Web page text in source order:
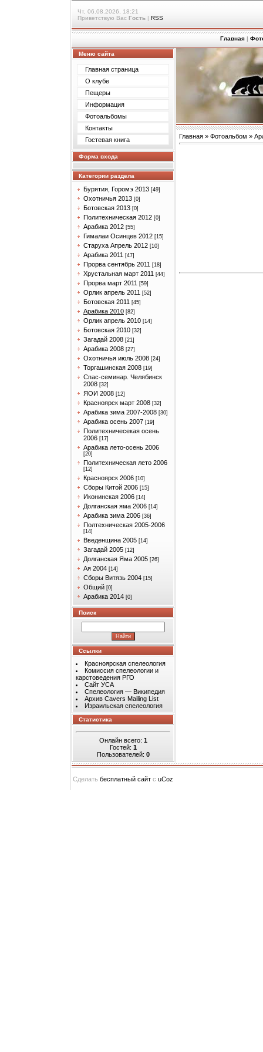
Чт, 06.08.2026, 18:21
Приветствую Вас Гость | RSS
Главная |
Меню сайта
Главная страница
О клубе
Пещеры
Информация
Фотоальбомы
Контакты
Гостевая книга
Форма входа
Категории раздела
Бурятия, Горомэ 2013 [49]
Охотничья 2013 [0]
Ботовская 2013 [0]
Политехническая 2012 [0]
Арабика 2012 [55]
Гималаи Осинцев 2012 [15]
Старуха Апрель 2012 [10]
Арабика 2011 [47]
Прорва сентябрь 2011 [18]
Хрустальная март 2011 [44]
Прорва март 2011 [59]
Орлик апрель 2011 [52]
Ботовская 2011 [45]
Арабика 2010 [82]
Орлик апрель 2010 [14]
Ботовская 2010 [32]
Загадай 2008 [21]
Арабика 2008 [27]
Охотничья июль 2008 [24]
Торгашинская 2008 [19]
Спас-семинар. Челябинск
2008 [32]
ЯОИ 2008 [12]
Красноярск март 2008 [32]
Арабика зима 2007-2008 [30]
Арабика осень 2007 [19]
Политехничесекая осень
2006 [17]
Арабика лето-осень 2006
[20]
Политехническая лето 2006
[12]
Красноярск 2006 [10]
Сборы Китой 2006 [15]
Иконинская 2006 [14]
Долганская яма 2006 [14]
Арабика зима 2006 [36]
Полтехническая 2005-2006
[14]
Введенщина 2005 [14]
Загадай 2005 [12]
Долганская Яма 2005 [26]
Ая 2004 [14]
Сборы Витязь 2004 [15]
Общий [0]
Арабика 2014 [0]
Поиск
Ссылки
Красноярская спелеология
Комиссия спелеологии и
карстоведения РГО
Сайт УСА
Спелеология — Википедия
Архив Cavers Mailing List
Израильская спелеология
Статистика
Онлайн всего: 1
Гостей: 1
Пользователей: 0
Главная » Фотоальбом »
Сделать бесплатный сайт с uCoz